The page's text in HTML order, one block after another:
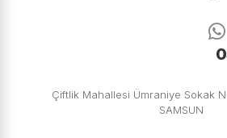
Çiftlik Mahallesi Ümraniye Sokak
SAMSUN